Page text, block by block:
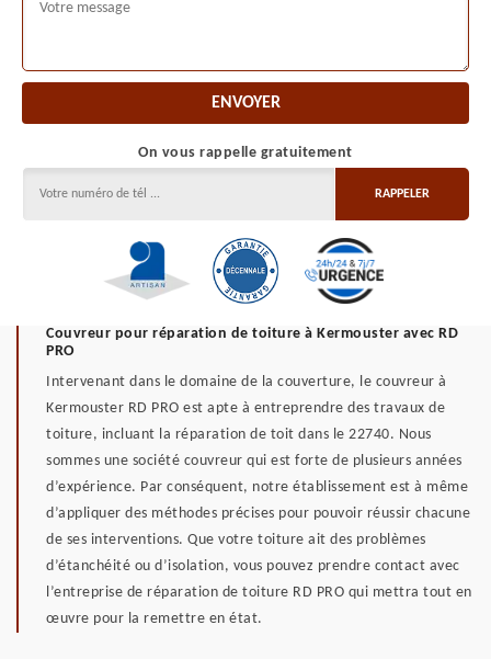
On vous rappelle gratuitement
Couvreur pour réparation de toiture à Kermouster avec RD
PRO
Intervenant dans le domaine de la couverture, le couvreur à
Kermouster RD PRO est apte à entreprendre des travaux de
toiture, incluant la réparation de toit dans le 22740. Nous
sommes une société couvreur qui est forte de plusieurs années
d’expérience. Par conséquent, notre établissement est à même
d’appliquer des méthodes précises pour pouvoir réussir chacune
de ses interventions. Que votre toiture ait des problèmes
d’étanchéité ou d’isolation, vous pouvez prendre contact avec
l’entreprise de réparation de toiture RD PRO qui mettra tout en
œuvre pour la remettre en état.